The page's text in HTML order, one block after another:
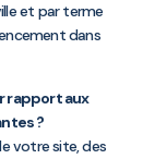
et par terme
dans
rapport aux
?
votre site, des